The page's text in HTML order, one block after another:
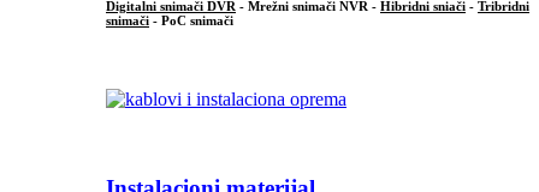
Digitalni snimači DVR - Mrežni snimači NVR - Hibridni sniači - Tribridni
snimači - PoC snimači